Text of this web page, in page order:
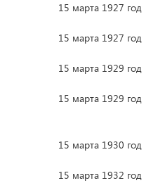
15 марта 1927 год
15 марта 1927 год
15 марта 1929 год
15 марта 1929 год
15 марта 1930 год
15 марта 1932 год